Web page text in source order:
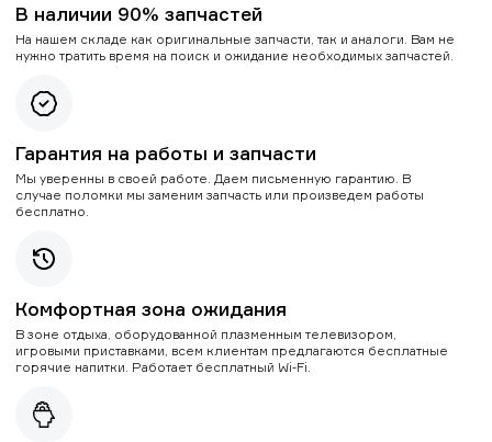
В наличии 90% запчастей
На нашем складе как оригинальные запчасти, так и аналоги. Вам не
нужно тратить время на поиск и ожидание необходимых запчастей.
Гарантия на работы и запчасти
Мы уверенны в своей работе. Даем письменную гарантию. В
случае поломки мы заменим запчасть или произведем работы
бесплатно.
Комфортная зона ожидания
В зоне отдыха, оборудованной плазменным телевизором,
игровыми приставками, всем клиентам предлагаются бесплатные
горячие напитки. Работает бесплатный Wi-Fi.